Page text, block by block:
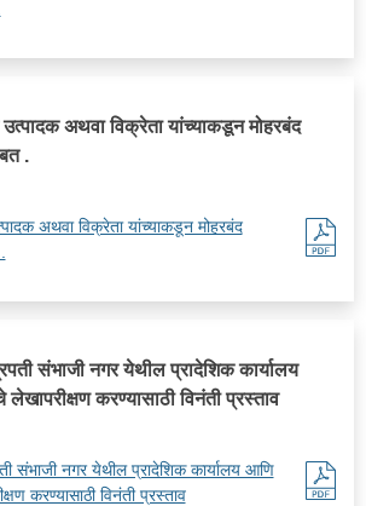
उत्पादक अथवा विक्रेता यांच्याकडून मोहरबंद
.
अथवा विक्रेता यांच्याकडून मोहरबंद
संभाजी नगर येथील प्रादेशिक कार्यालय
करण्यासाठी विनंती प्रस्ताव
संभाजी नगर येथील प्रादेशिक कार्यालय आणि
करण्यासाठी विनंती प्रस्ताव